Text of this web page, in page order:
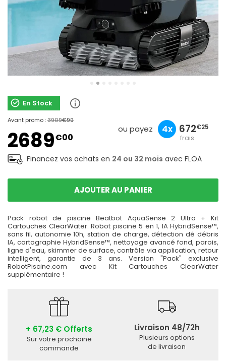
En Stock
Avant promo :3909€99
2689€00
ou payez
896€33
672€25 10x 268€90
frais
Financez vos achats en 24 ou 32 mois avec FLOA
AJOUTER AU PANIER
Pack robot de piscine Beatbot AquaSense 2 Ultra + Kit
Cartouches ClearWater. Robot piscine 5 en 1, IA HybridSense™,
sans fil, autonomie 10h, station de charge, détection dé débris
IA, cartographie HybridSense™, nettoyage avancé fond, parois,
ligne d'eau, skimmer de surface, contrôle via application, retour
intelligent, garantie de 3 ans. Version "Pack" exclusive
RobotPiscine.com avec Kit Cartouches ClearWater
supplémentaire !
+ 67,23 € Offerts
Sur votre prochaine
commande
Livraison 48/72h
Plusieurs options
de livraison